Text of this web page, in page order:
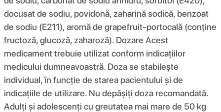
docusat de sodiu, povidonă, zaharină sodică, benzoat
de sodiu (E211), aromă de grapefruit-portocală (conține
fructoză, glucoză, zaharoză). Dozare Acest
medicament trebuie utilizat conform indicațiilor
medicului dumneavoastră. Doza se stabilește
individual, în funcție de starea pacientului și de
indicațiile de utilizare. Nu depășiți doza recomandată.
Adulți și adolescenți cu greutatea mai mare de 50 kg